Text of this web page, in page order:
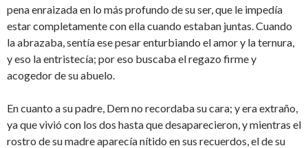
pena enraizada en lo más profundo de su ser, que le impedía
estar completamente con ella cuando estaban juntas. Cuando
la abrazaba, sentía ese pesar enturbiando el amor y la ternura,
y eso la entristecía; por eso buscaba el regazo firme y
acogedor de su abuelo.
En cuanto a su padre, Dem no recordaba su cara; y era extraño,
ya que vivió con los dos hasta que desaparecieron, y mientras el
rostro de su madre aparecía nítido en sus recuerdos, el de su